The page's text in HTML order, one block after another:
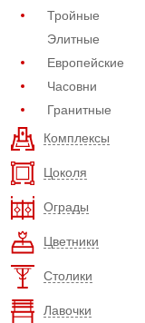
Тройные
Элитные
Европейские
Часовни
Гранитные
Комплексы
Цоколя
Ограды
Цветники
Столики
Лавочки